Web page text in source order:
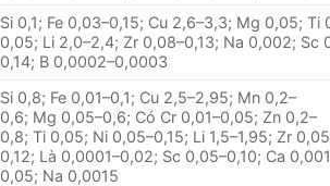
Si 0,1; Fe 0,03–0,15; Cu 2,6–3,3; Mg 0,05; Ti
0,05; Li 2,0–2,4; Zr 0,08–0,13; Na 0,002; Sc
0,14; B 0,0002–0,0003
Si 0,8; Fe 0,01–0,1; Cu 2,5–2,95; Mn 0,2–
0,6; Mg 0,05–0,6; Có Cr 0,01–0,05; Zn 0,2–
0,8; Ti 0,05; Ni 0,05–0,15; Li 1,5–1,95; Zr
0,12; Là 0,0001–0,02; Sc 0,05–0,10; Ca
0,05; Na 0,0015